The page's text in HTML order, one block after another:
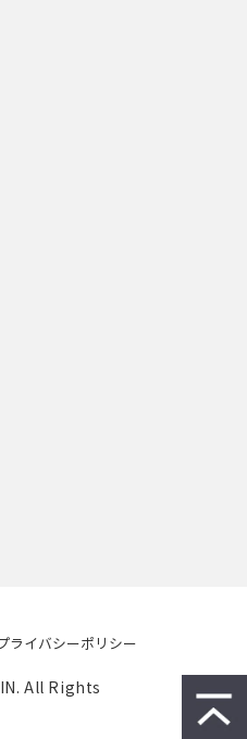
ライバシーポリシー
All Rights